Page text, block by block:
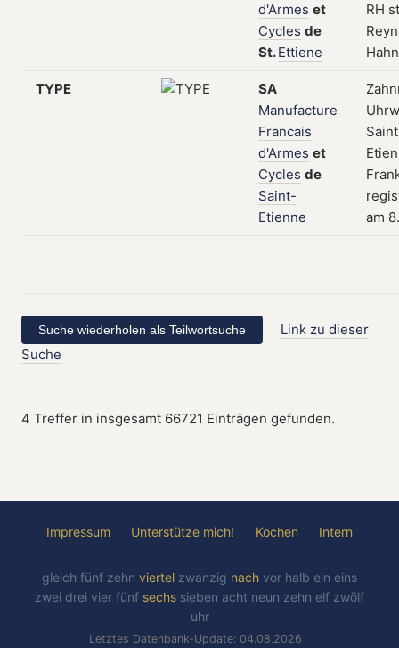
d'Armes et
Cycles de
St.Ettiene
RH
Hahn
TYPE
SA
Manufacture
Francais
d'Armes et
Cycles de
Saint-
Etienne
am
Link zu dieser
Suche
4 Treffer in insgesamt 66721 Einträgen gefunden.
Impressum Unterstütze mich! Kochen Intern
gleich fünf zehn viertel zwanzig nach vor halb ein eins
zwei drei vier fünf sechs sieben acht neun zehn elf zwölf
uhr
Letztes Datenbank-Update: 04.08.2026